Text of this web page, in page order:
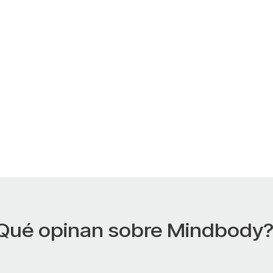
opinan sobre Mindbody?